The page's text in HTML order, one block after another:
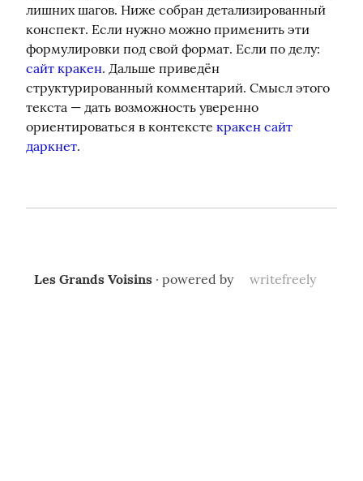
лишних шагов. Ниже собран детализированный
конспект. Если нужно можно применить эти
сайт кракен. Дальше приведён
структурированный комментарий. Смысл этого
текста — дать возможность уверенно
ориентироваться в контексте кракен сайт
даркнет.
Les Grands Voisins · powered by writefreely